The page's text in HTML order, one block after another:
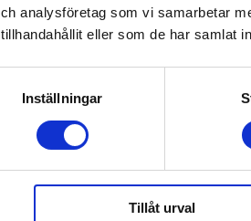
analysföretag som vi samarbetar
eller som de har samlat
Inställningar
Tillåt urval